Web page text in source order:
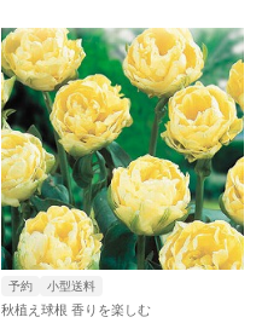
予約 小型送料
秋植え球根 香りを楽しむ